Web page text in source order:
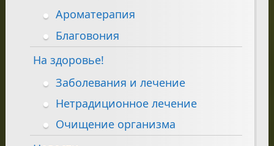
Ароматерапия
Благовония
На здоровье!
Заболевания и лечение
Нетрадиционное лечение
Очищение организма